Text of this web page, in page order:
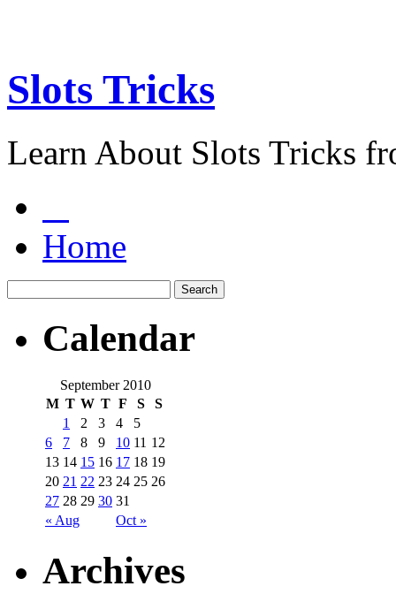
Slots Tricks
Learn About Slots Tricks
Home
Calendar
September 2010
M T W T F S S
« Aug Oct »
1 2 3 4
5
6
7 8 9 10 11 12
13 14 15 16 17 18 19
20 21 22 23 24 25 26
27 28 29 30 31
Archives